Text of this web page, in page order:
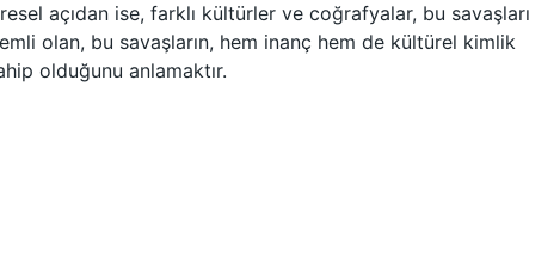
açıdan ise, farklı kültürler ve coğrafyalar, bu savaşları
olan, bu savaşların, hem inanç hem de kültürel kimlik
olduğunu anlamaktır.